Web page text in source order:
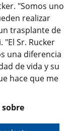
"Somos uno
realizar
trasplante de
Sr. Rucker
una diferencia
de vida y su
hace que me